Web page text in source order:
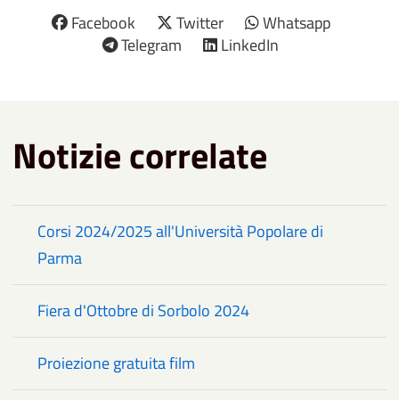
Facebook
Twitter
Whatsapp
Telegram
LinkedIn
Notizie correlate
Corsi 2024/2025 all'Università Popolare di
Parma
Fiera d'Ottobre di Sorbolo 2024
Proiezione gratuita film